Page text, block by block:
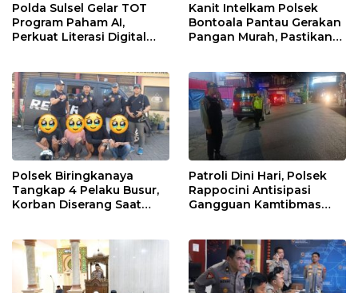
Polda Sulsel Gelar TOT
Program Paham AI,
Perkuat Literasi Digital
Kanit Intelkam Polsek
Bontoala Pantau Gerakan
Pangan Murah, Pastikan
Polsek Biringkanaya
Tangkap 4 Pelaku Busur,
Korban Diserang Saat
Patroli Dini Hari, Polsek
Rappocini Antisipasi
Gangguan Kamtibmas